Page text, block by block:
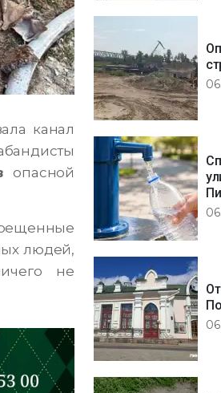
канал
опасной
людей,
не